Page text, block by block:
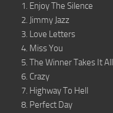
Enjoy The Silence
Jimmy Jazz
Love Letters
Miss You
The Winner Takes It All
Crazy
Highway To Hell
Perfect Day